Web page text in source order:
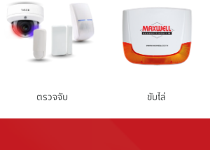
ตรวจจับ ขับไล่